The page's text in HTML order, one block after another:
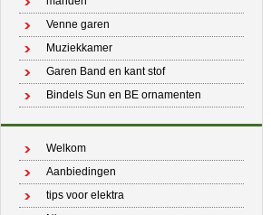
Venne garen
Muziekkamer
Garen Band en kant stof
Bindels Sun en BE ornamenten
Welkom
Aanbiedingen
tips voor elektra